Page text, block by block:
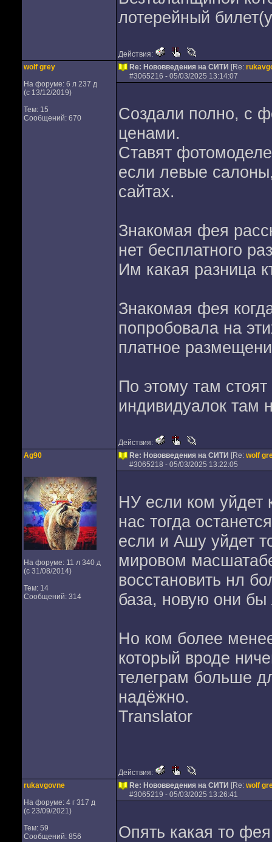
лотерейный
Действия:
wolf grey
На форуме: 6 л 237 д
(с 13/12/2019)
Тем: 15
Сообщений: 670
Re: Нововведения на СИТИ [Re:
#3065216 - 05/03/2025 13:14:07
Создали полно, с
ценами.
Ставят
если левые
сайтах.
Знакомая фея
нет бесплатного
Им какая разница
Знакомая фея
попробовала на
платное
По этому там
индивидуалок там
Действия:
Ag90
На форуме: 11 л 340 д
(с 31/08/2014)
Тем: 14
Сообщений: 314
Re: Нововведения на СИТИ [Re: wolf
#3065218 - 05/03/2025 13:22:05
НУ если ком уйдет
нас тогда
если и Ашу уйдет
мировом
восстановить нл
база, новую они бы
Но ком более
который вроде
телеграм больше
надёжно.
Translator
Действия:
rukavgovne
На форуме: 4 г 317 д
(с 23/09/2021)
Тем: 59
Сообщений: 856
Re: Нововведения на СИТИ [Re: wolf
#3065219 - 05/03/2025 13:26:41
Опять какая то